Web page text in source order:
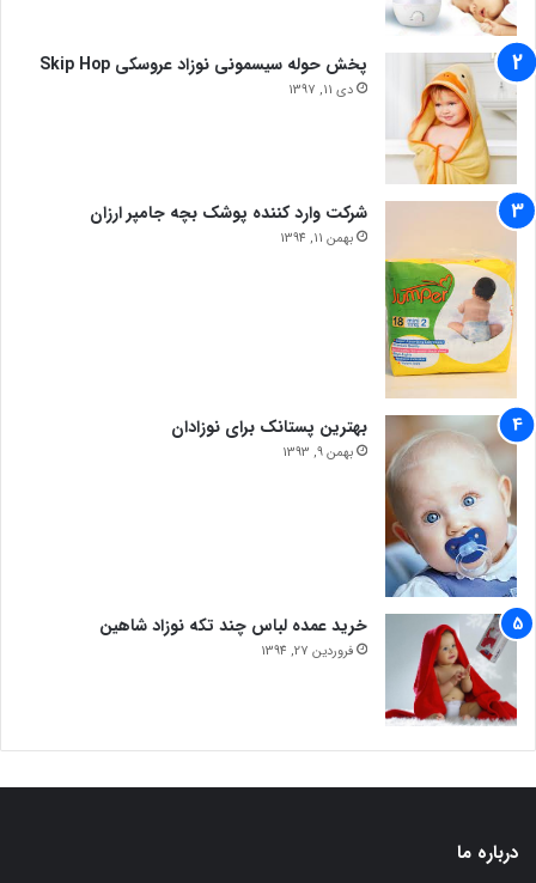
پخش حوله سیسمونی نوزاد عروسکی Skip Hop
دی 11, 1397
شرکت وارد کننده پوشک بچه جامپر ارزان
بهمن 11, 1394
بهترین پستانک برای نوزادان
بهمن 9, 1393
خرید عمده لباس چند تکه نوزاد شاهین
فروردین 27, 1394
درباره ما